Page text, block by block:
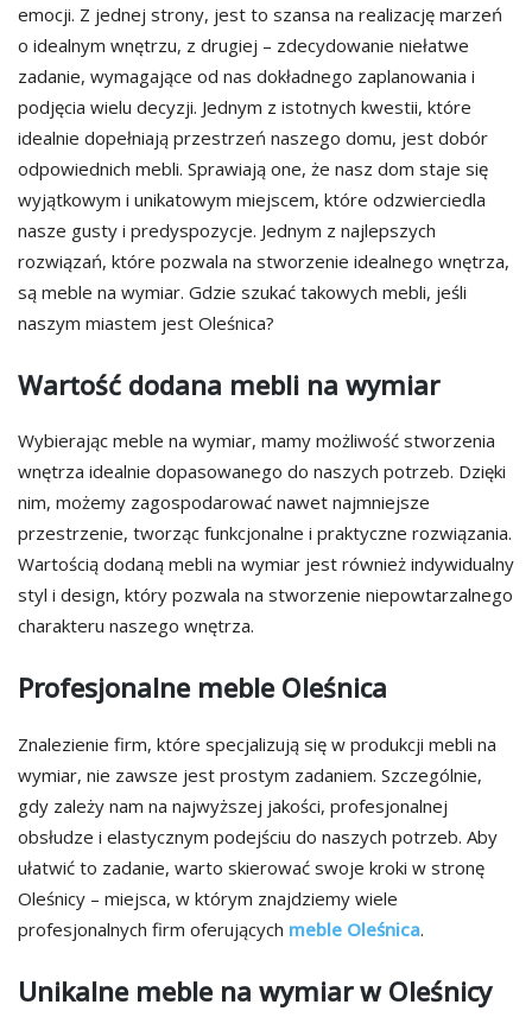
emocji. Z jednej strony, jest to szansa na realizację marzeń
o idealnym wnętrzu, z drugiej – zdecydowanie niełatwe
zadanie, wymagające od nas dokładnego zaplanowania i
podjęcia wielu decyzji. Jednym z istotnych kwestii, które
idealnie dopełniają przestrzeń naszego domu, jest dobór
odpowiednich mebli. Sprawiają one, że nasz dom staje się
wyjątkowym i unikatowym miejscem, które odzwierciedla
nasze gusty i predyspozycje. Jednym z najlepszych
rozwiązań, które pozwala na stworzenie idealnego wnętrza,
są meble na wymiar. Gdzie szukać takowych mebli, jeśli
naszym miastem jest Oleśnica?
Wartość dodana mebli na wymiar
Wybierając meble na wymiar, mamy możliwość stworzenia
wnętrza idealnie dopasowanego do naszych potrzeb. Dzięki
nim, możemy zagospodarować nawet najmniejsze
przestrzenie, tworząc funkcjonalne i praktyczne rozwiązania.
Wartością dodaną mebli na wymiar jest również indywidualny
styl i design, który pozwala na stworzenie niepowtarzalnego
charakteru naszego wnętrza.
Profesjonalne meble Oleśnica
Znalezienie firm, które specjalizują się w produkcji mebli na
wymiar, nie zawsze jest prostym zadaniem. Szczególnie,
gdy zależy nam na najwyższej jakości, profesjonalnej
obsłudze i elastycznym podejściu do naszych potrzeb. Aby
ułatwić to zadanie, warto skierować swoje kroki w stronę
Oleśnicy – miejsca, w którym znajdziemy wiele
profesjonalnych firm oferujących meble Oleśnica.
Unikalne meble na wymiar w Oleśnicy